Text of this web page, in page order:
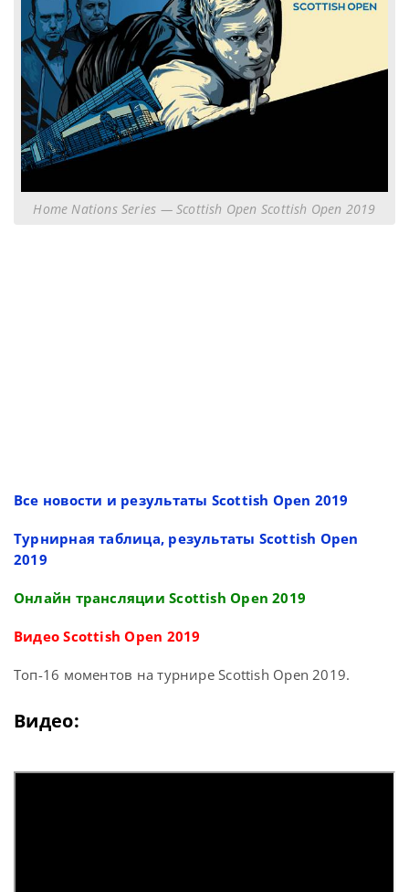
Home Nations Series — Scottish Open Scottish Оpen 2019
Все новости и результаты Scottish Open 2019
Турнирная таблица, результаты Scottish Open
2019
Онлайн трансляции Scottish Open 2019
Видео Scottish Open 2019
Топ-16 моментов на турнире Scottish Open 2019.
Видео: